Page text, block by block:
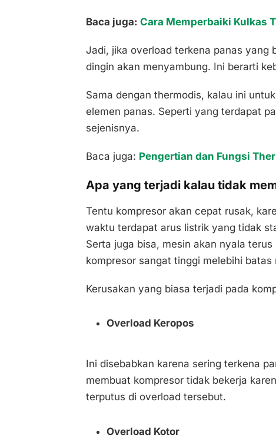
Baca juga: Cara Memperbaiki Kulkas
Jadi, jika overload terkena panas yang
dingin akan menyambung. Ini berarti
Sama dengan thermodis, kalau ini
elemen panas. Seperti yang terdapat
sejenisnya.
Baca juga: Pengertian dan Fungsi
Apa yang terjadi kalau tidak
Tentu kompresor akan cepat rusak,
waktu terdapat arus listrik yang tidak
Serta juga bisa, mesin akan nyala
kompresor sangat tinggi melebihi batas
Kerusakan yang biasa terjadi pada
Overload Keropos
Ini disebabkan karena sering terkena
membuat kompresor tidak bekerja
terputus di overload tersebut.
Overload Kotor